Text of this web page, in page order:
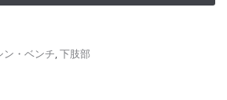
ン・ベンチ,下肢部